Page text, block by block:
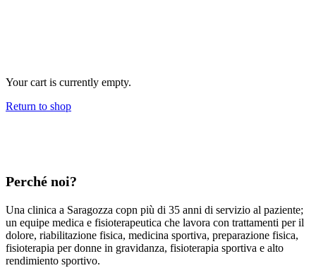
Your cart is currently empty.
Return to shop
Perché noi?
Una clinica a Saragozza copn più di 35 anni di servizio al paziente;
un equipe medica e fisioterapeutica che lavora con trattamenti per il
dolore, riabilitazione fisica, medicina sportiva, preparazione fisica,
fisioterapia per donne in gravidanza, fisioterapia sportiva e alto
rendimiento sportivo.